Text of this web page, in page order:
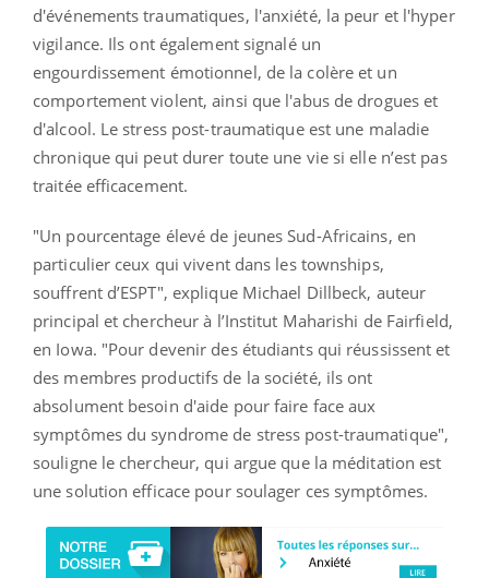
d'événements traumatiques, l'anxiété, la peur et l'hyper
vigilance. Ils ont également signalé un
engourdissement émotionnel, de la colère et un
comportement violent, ainsi que l'abus de drogues et
d'alcool. Le stress post-traumatique est une maladie
chronique qui peut durer toute une vie si elle n’est pas
traitée efficacement.
"Un pourcentage élevé de jeunes Sud-Africains, en
particulier ceux qui vivent dans les townships,
souffrent d’ESPT", explique Michael Dillbeck, auteur
principal et chercheur à l’Institut Maharishi de Fairfield,
en Iowa. "Pour devenir des étudiants qui réussissent et
des membres productifs de la société, ils ont
absolument besoin d'aide pour faire face aux
symptômes du syndrome de stress post-traumatique",
souligne le chercheur, qui argue que la méditation est
une solution efficace pour soulager ces symptômes.